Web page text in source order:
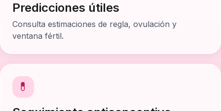
Predicciones útiles
Consulta estimaciones de regla, ovulación y
ventana fértil.
💊